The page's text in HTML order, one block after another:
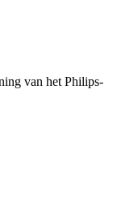
van het Philips-